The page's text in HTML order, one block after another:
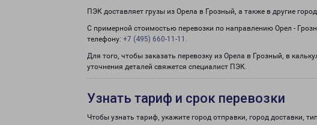
ПЭК доставляет грузы из Орела в Грозный, а также в другие
С примерной стоимостью перевозки по направлению Орел -
телефону: +7 (495) 660-11-11 .
Для того, чтобы заказать перевозку из Орела в Грозный, в
уточнения деталей свяжется специалист ПЭК.
Узнать тариф и срок перевозки
Чтобы узнать тариф, укажите город отправки, город доставки,